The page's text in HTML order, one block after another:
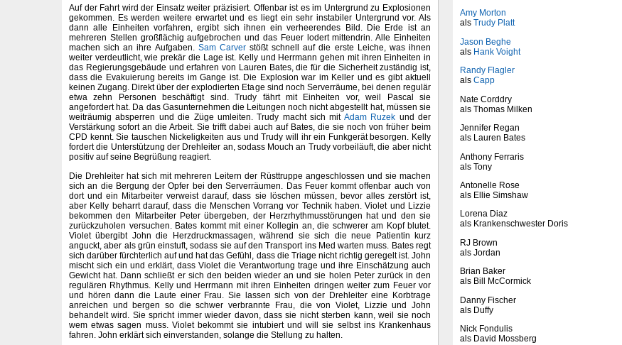
Auf der Fahrt wird der Einsatz weiter präzisiert. Offenbar ist es im Untergrund zu Explosionen
gekommen. Es werden weitere erwartet und es liegt ein sehr instabiler Untergrund vor. Als
dann alle Einheiten vorfahren, ergibt sich ihnen ein verheerendes Bild. Die Erde ist an
mehreren Stellen großflächig aufgebrochen und das Feuer lodert mittendrin. Alle Einheiten
machen sich an ihre Aufgaben. Sam Carverstößt schnell auf die erste Leiche, was ihnen
weiter verdeutlicht, wie prekär die Lage ist. Kelly und Herrmann gehen mit ihren Einheiten in
das Regierungsgebäude und erfahren von Lauren Bates, die für die Sicherheit zuständig ist,
dass die Evakuierung bereits im Gange ist. Die Explosion war im Keller und es gibt aktuell
keinen Zugang. Direkt über der explodierten Etage sind noch Serverräume, bei denen regulär
etwa zehn Personen beschäftigt sind. Trudy fährt mit Einheiten vor, weil Pascal sie
angefordert hat. Da das Gasunternehmen die Leitungen noch nicht abgestellt hat, müssen sie
weiträumig absperren und die Züge umleiten. Trudy macht sich mit Adam Ruzek und der
Verstärkung sofort an die Arbeit. Sie trifft dabei auch auf Bates, die sie noch von früher beim
CPD kennt. Sie tauschen Nickeligkeiten aus und Trudy will ihr ein Funkgerät besorgen. Kelly
fordert die Unterstützung der Drehleiter an, sodass Mouch an Trudy vorbeiläuft, die aber nicht
positiv auf seine Begrüßung reagiert.
Die Drehleiter hat sich mit mehreren Leitern der Rüsttruppe angeschlossen und sie machen
sich an die Bergung der Opfer bei den Serverräumen. Das Feuer kommt offenbar auch von
dort und ein Mitarbeiter verweist darauf, dass sie löschen müssen, bevor alles zerstört ist,
aber Kelly beharrt darauf, dass die Menschen Vorrang vor Technik haben. Violet und Lizzie
bekommen den Mitarbeiter Peter übergeben, der Herzrhythmusstörungen hat und den sie
zurückzuholen versuchen. Bates kommt mit einer Kollegin an, die schwerer am Kopf blutet.
Violet übergibt John die Herzdruckmassagen, während sie sich die neue Patientin kurz
anguckt, aber als grün einstuft, sodass sie auf den Transport ins Med warten muss. Bates regt
sich darüber fürchterlich auf und hat das Gefühl, dass die Triage nicht richtig geregelt ist. John
mischt sich ein und erklärt, dass Violet die Verantwortung trage und ihre Einschätzung auch
Gewicht hat. Dann schließt er sich den beiden wieder an und sie holen Peter zurück in den
regulären Rhythmus. Kelly und Herrmann mit ihren Einheiten dringen weiter zum Feuer vor
und hören dann die Laute einer Frau. Sie lassen sich von der Drehleiter eine Korbtrage
anreichen und bergen so die schwer verbrannte Frau, die von Violet, Lizzie und John
behandelt wird. Sie spricht immer wieder davon, dass sie nicht sterben kann, weil sie noch
wem etwas sagen muss. Violet bekommt sie intubiert und will sie selbst ins Krankenhaus
fahren. John erklärt sich einverstanden, solange die Stellung zu halten.
Amy Morton
als Trudy Platt
Jason Beghe
als Hank Voight
Randy Flagler
als Capp
Nate Corddry
als Thomas Milken
Jennifer Regan
als Lauren Bates
Anthony Ferraris
als Tony
Antonelle Rose
als Ellie Simshaw
Lorena Diaz
als Krankenschwester Doris
RJ Brown
als Jordan
Brian Baker
als Bill McCormick
Danny Fischer
als Duffy
Nick Fondulis
als David Mossberg